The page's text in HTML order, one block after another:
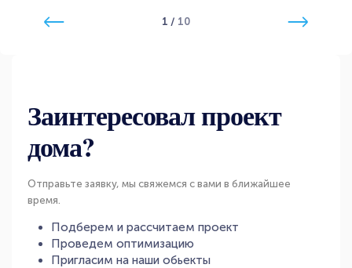
1 / 10
Заинтересовал проект
дома?
Отправьте заявку, мы свяжемся с вами в ближайшее
время.
Подберем и рассчитаем проект
Проведем оптимизацию
Пригласим на наши обьекты